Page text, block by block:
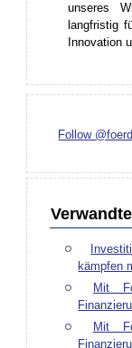
unseres
langfristig
Innovation
Follow
kämpfen
Mit
Mit